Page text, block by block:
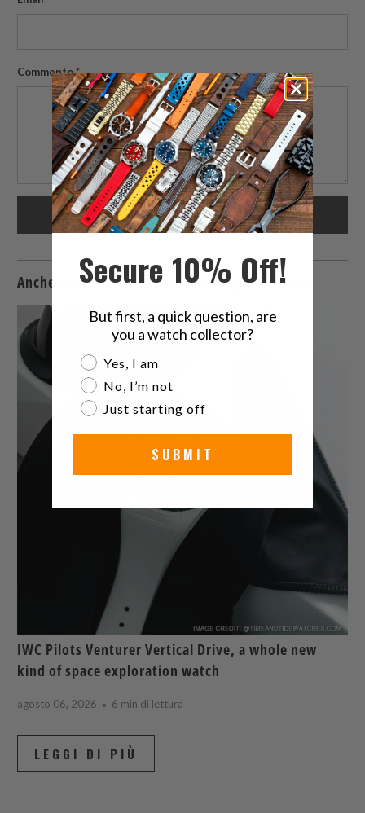
Commento*
Anche in Le ultime novità su orologi e cinturini
IWC Pilots Venturer Vertical Drive, a whole new
kind of space exploration watch
agosto 06, 2026 6 min di lettura
LEGGI DI PIÙ
Secure 10% Off!
But first, a quick question, are
you a watch collector?
Are you a watch collector?
Yes, I am
No, I’m not
Just starting off
SUBMIT